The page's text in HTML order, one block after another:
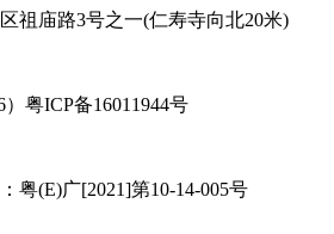
祖庙路3号之一(仁寿寺向北20米)
粤ICP备16011944号
粤(E)广[2021]第10-14-005号